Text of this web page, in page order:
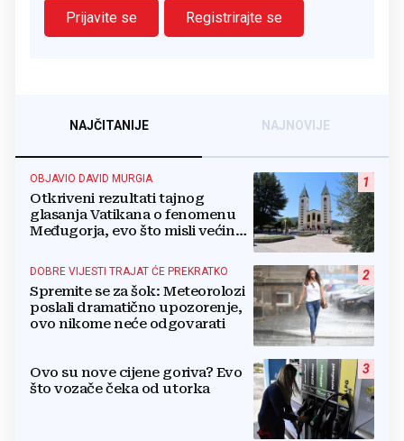
Prijavite se
Registrirajte se
NAJČITANIJE NAJNOVIJE
1
OBJAVIO DAVID MURGIA
Otkriveni rezultati tajnog
glasanja Vatikana o fenomenu
Međugorja, evo što misli većina
2
DOBRE VIJESTI TRAJAT ĆE PREKRATKO
Spremite se za šok: Meteorolozi
poslali dramatično upozorenje,
ovo nikome neće odgovarati
3
Ovo su nove cijene goriva? Evo
što vozače čeka od utorka